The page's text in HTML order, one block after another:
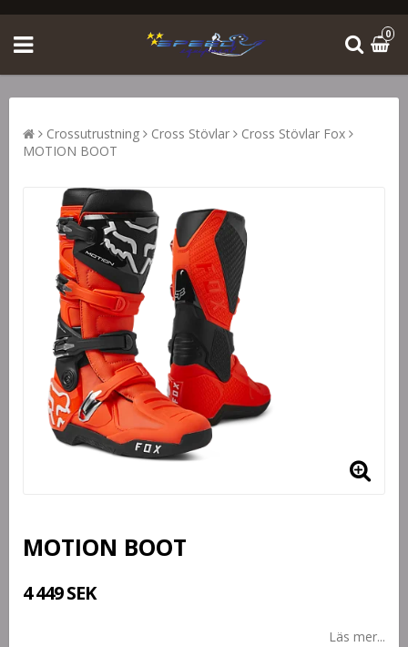
0
Crossutrustning Cross Stövlar
Cross Stövlar Fox
MOTION BOOT
MOTION BOOT
4 449 SEK
Läs mer...